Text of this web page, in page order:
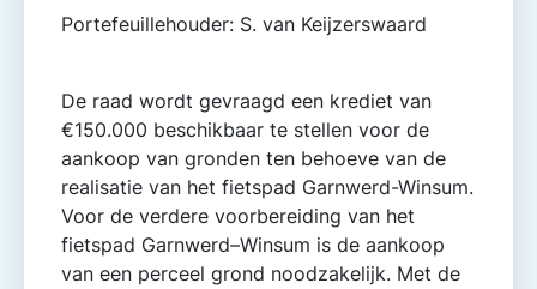
Portefeuillehouder: S. van Keijzerswaard
De raad wordt gevraagd een krediet van
€150.000 beschikbaar te stellen voor de
aankoop van gronden ten behoeve van de
realisatie van het fietspad Garnwerd-Winsum.
Voor de verdere voorbereiding van het
fietspad Garnwerd–Winsum is de aankoop
van een perceel grond noodzakelijk. Met de